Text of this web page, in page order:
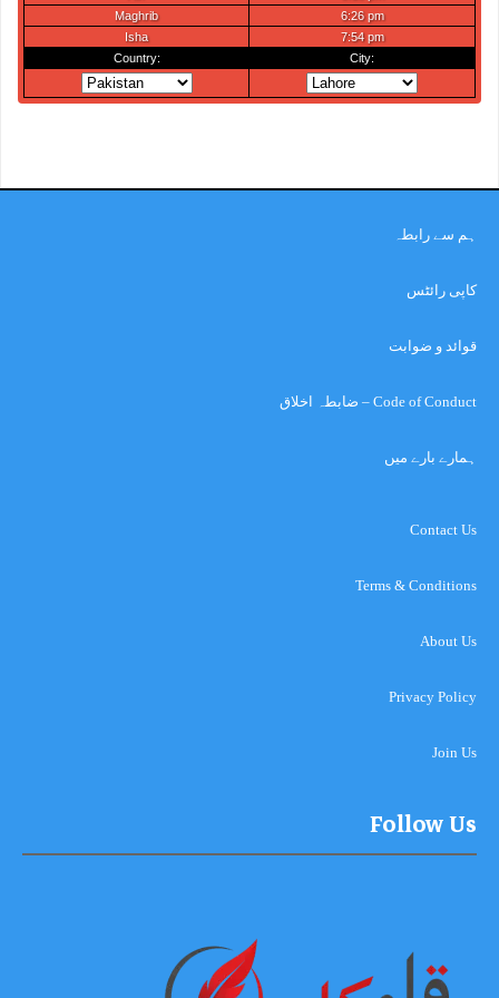
ہم سے رابطہ
کاپی رائٹس
قوائد و ضوابت
Code of Conduct – ضابطہ اخلاق
ہمارے بارے میں
Contact Us
Terms & Conditions
About Us
Privacy Policy
Join Us
Follow Us